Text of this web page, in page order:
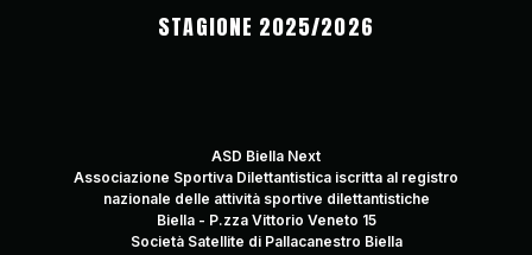
STAGIONE 2025/2026
ASD Biella Next
Associazione Sportiva Dilettantistica iscritta al registro
nazionale delle attività sportive dilettantistiche
Biella - P.zza Vittorio Veneto 15
Società Satellite di Pallacanestro Biella